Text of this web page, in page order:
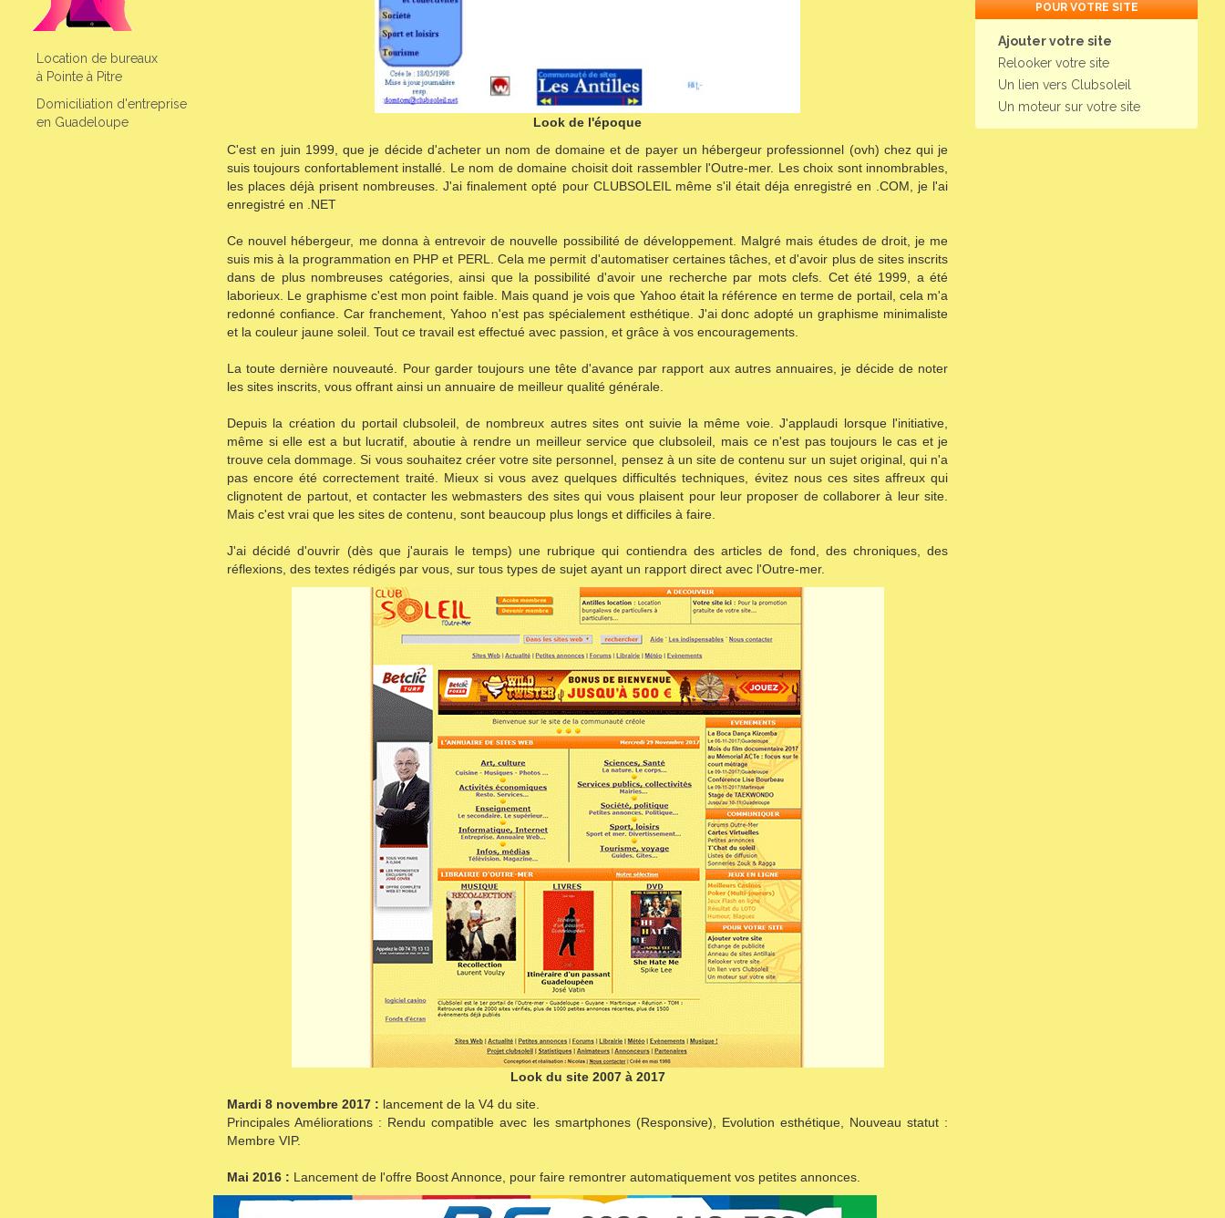
Location de bureaux
à Pointe à Pitre
Domiciliation d'entreprise
en Guadeloupe
Look de l'époque
C'est en juin 1999, que je décide d'acheter un nom de domaine et de payer un hébergeur professionnel (ovh) chez qui je
suis toujours confortablement installé. Le nom de domaine choisit doit rassembler l'Outre-mer. Les choix sont innombrables,
les places déjà prisent nombreuses. J'ai finalement opté pour CLUBSOLEIL même s'il était déja enregistré en .COM, je l'ai
enregistré en .NET
Ce nouvel hébergeur, me donna à entrevoir de nouvelle possibilité de développement. Malgré mais études de droit, je me
suis mis à la programmation en PHP et PERL. Cela me permit d'automatiser certaines tâches, et d'avoir plus de sites inscrits
dans de plus nombreuses catégories, ainsi que la possibilité d'avoir une recherche par mots clefs. Cet été 1999, a été
laborieux. Le graphisme c'est mon point faible. Mais quand je vois que Yahoo était la référence en terme de portail, cela m'a
redonné confiance. Car franchement, Yahoo n'est pas spécialement esthétique. J'ai donc adopté un graphisme minimaliste
et la couleur jaune soleil. Tout ce travail est effectué avec passion, et grâce à vos encouragements.
La toute dernière nouveauté. Pour garder toujours une tête d'avance par rapport aux autres annuaires, je décide de noter
les sites inscrits, vous offrant ainsi un annuaire de meilleur qualité générale.
Depuis la création du portail clubsoleil, de nombreux autres sites ont suivie la même voie. J'applaudi lorsque l'initiative,
même si elle est a but lucratif, aboutie à rendre un meilleur service que clubsoleil, mais ce n'est pas toujours le cas et je
trouve cela dommage. Si vous souhaitez créer votre site personnel, pensez à un site de contenu sur un sujet original, qui n'a
pas encore été correctement traité. Mieux si vous avez quelques difficultés techniques, évitez nous ces sites affreux qui
clignotent de partout, et contacter les webmasters des sites qui vous plaisent pour leur proposer de collaborer à leur site.
Mais c'est vrai que les sites de contenu, sont beaucoup plus longs et difficiles à faire.
J'ai décidé d'ouvrir (dès que j'aurais le temps) une rubrique qui contiendra des articles de fond, des chroniques, des
réflexions, des textes rédigés par vous, sur tous types de sujet ayant un rapport direct avec l'Outre-mer.
Look du site 2007 à 2017
Mardi 8 novembre 2017 : lancement de la V4 du site.
Principales Améliorations : Rendu compatible avec les smartphones (Responsive), Evolution esthétique, Nouveau statut :
Membre VIP.
Mai 2016 : Lancement de l'offre Boost Annonce, pour faire remontrer automatiquement vos petites annonces.
POUR VOTRE SITE
Ajouter votre site
Relooker votre site
Un lien vers Clubsoleil
Un moteur sur votre site